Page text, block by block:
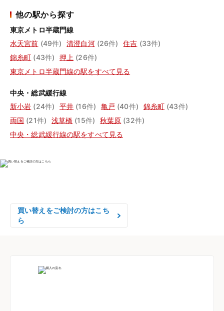
他の駅から探す
東京メトロ半蔵門線
水天宮前 (49件) 清澄白河 (26件) 住吉 (33件)
錦糸町 (43件) 押上 (26件)
東京メトロ半蔵門線の駅をすべて見る
中央・総武緩行線
新小岩 (24件) 平井 (16件) 亀戸 (40件) 錦糸町 (43件)
両国 (21件) 浅草橋 (15件) 秋葉原 (32件)
中央・総武緩行線の駅をすべて見る
買い替えをご検討の方はこち
ら